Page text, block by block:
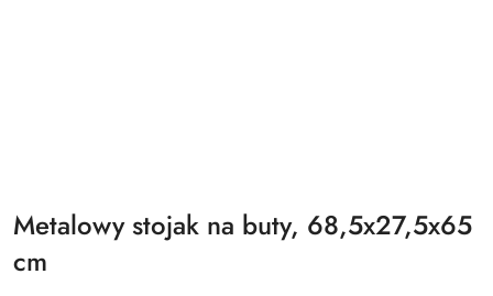
Metalowy stojak na buty, 68,5x27,5x65
cm